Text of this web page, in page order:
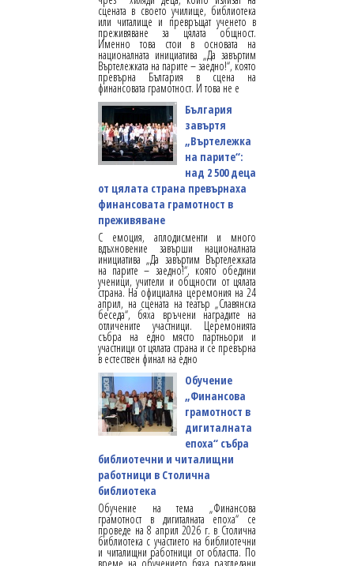
сцената в своето училище, библиотека
или читалище и превръщат ученето в
преживяване за цялата общност.
Именно това стои в основата на
националната инициатива „Да завъртим
Въртележката на парите – заедно!“, която
превърна България в сцена на
финансовата грамотност. И това не е
България
завъртя
„Въртележка
на парите“:
над 2 500 деца
от цялата страна превърнаха
финансовата грамотност в
преживяване
С емоция, аплодисменти и много
вдъхновение завърши националната
инициатива „Да завъртим Въртележката
на парите – заедно!“, която обедини
ученици, учители и общности от цялата
страна. На официална церемония на 24
април, на сцената на театър „Славянска
беседа“, бяха връчени наградите на
отличените участници. Церемонията
събра на едно място партньори и
участници от цялата страна и се превърна
в естествен финал на едно
Обучение
„Финансова
грамотност в
дигиталната
епоха“ събра
библиотечни и читалищни
работници в Столична
библиотека
Обучение на тема „Финансова
грамотност в дигиталната епоха“ се
проведе на 8 април 2026 г. в Столична
библиотека с участието на библиотечни
и читалищни работници от областта. По